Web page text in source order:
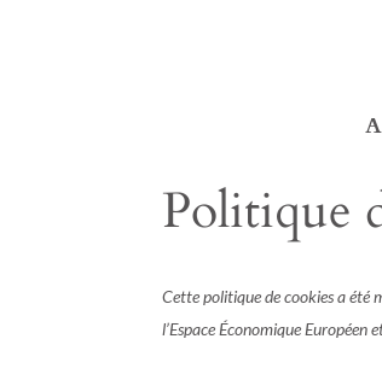
Politique
Cette politique de cookies a été
l’Espace Économique Européen